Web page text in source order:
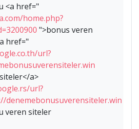
<a href="
home.php?
">bonus veren
href="
url?
a>
url?
denemebonusuverensiteler.win
veren siteler